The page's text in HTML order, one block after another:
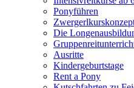
Ponyführen
Die
Ausritte
Kindergeburtstage
Rent a Pony